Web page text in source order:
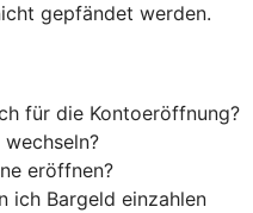
gepfändet werden.
für die Kontoeröffnung?
eröffnen?
ich Bargeld einzahlen